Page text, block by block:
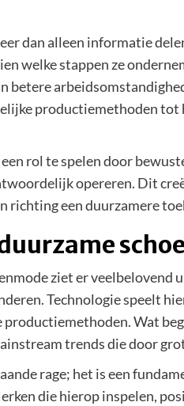
dan alleen informatie
welke stappen ze
betere
productiemethoden tot
rol te spelen door
opereren. Dit
richting een duurzamere
ziet er veelbelovend
Technologie speelt
Wat
trends die door
rage; het is een
die hierop inspelen,